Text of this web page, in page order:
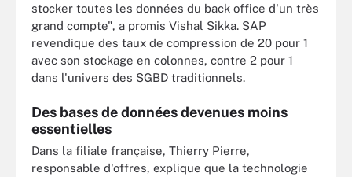
stocker toutes les données du back office d'un très
grand compte", a promis Vishal Sikka. SAP
revendique des taux de compression de 20 pour 1
avec son stockage en colonnes, contre 2 pour 1
dans l'univers des SGBD traditionnels.
Des bases de données devenues moins
essentielles
Dans la filiale française, Thierry Pierre,
responsable d'offres, explique que la technologie